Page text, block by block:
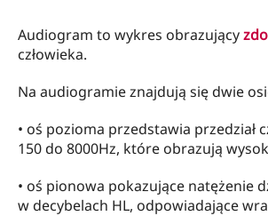
Audiogram to wykres obrazujący
człowieka.
Na audiogramie znajdują się dwie
• oś pozioma przedstawia przedział
150 do 8000Hz, które obrazują
• oś pionowa pokazujące natężenie
w decybelach HL, odpowiadające